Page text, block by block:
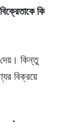
কি
কিন্তু
বিক্রয়ে